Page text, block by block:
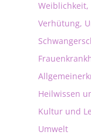
Weiblichkeit,
Verhütung,
Heilwissen
Kultur und
Umwelt